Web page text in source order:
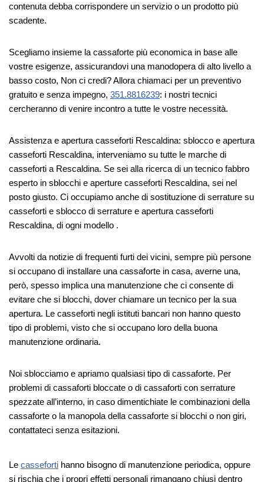
contenuta debba corrispondere un servizio o un prodotto più
scadente.
Scegliamo insieme la cassaforte più economica in base alle
vostre esigenze, assicurandovi una manodopera di alto livello a
basso costo, Non ci credi? Allora chiamaci per un preventivo
gratuito e senza impegno, 351.8816239: i nostri tecnici
cercheranno di venire incontro a tutte le vostre necessità.
Assistenza e apertura casseforti Rescaldina: sblocco e apertura
casseforti Rescaldina, interveniamo su tutte le marche di
casseforti a Rescaldina. Se sei alla ricerca di un tecnico fabbro
esperto in sblocchi e aperture casseforti Rescaldina, sei nel
posto giusto. Ci occupiamo anche di sostituzione di serrature su
casseforti e sblocco di serrature e apertura casseforti
Rescaldina, di ogni modello .
Avvolti da notizie di frequenti furti dei vicini, sempre più persone
si occupano di installare una cassaforte in casa, averne una,
però, spesso implica una manutenzione che ci consente di
evitare che si blocchi, dover chiamare un tecnico per la sua
apertura. Le casseforti negli istituti bancari non hanno questo
tipo di problemi, visto che si occupano loro della buona
manutenzione ordinaria.
Noi sblocciamo e apriamo qualsiasi tipo di cassaforte. Per
problemi di cassaforti bloccate o di cassaforti con serrature
spezzate all’interno, in caso dimentichiate le combinazioni della
cassaforte o la manopola della cassaforte si blocchi o non giri,
contattateci senza esitazioni.
Le casseforti hanno bisogno di manutenzione periodica, oppure
si rischia che i propri effetti personali rimangano chiusi dentro